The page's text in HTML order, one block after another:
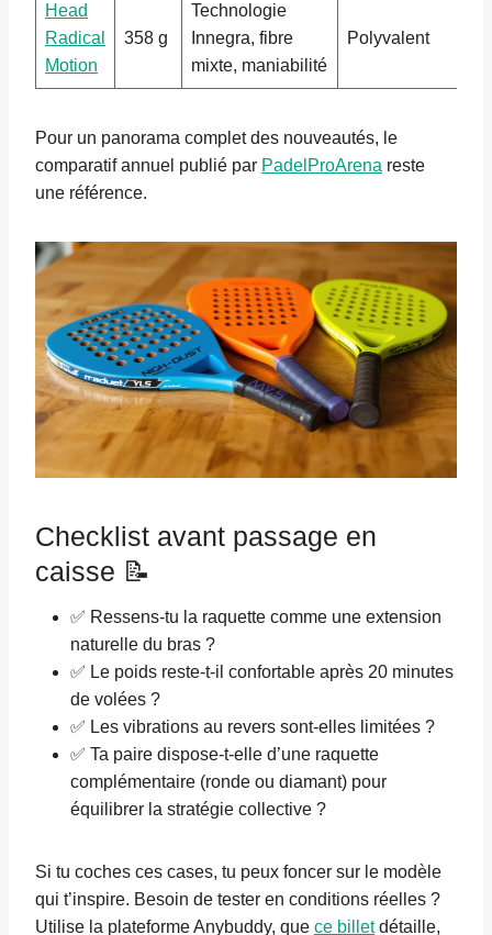
Head
Radical
Motion
358 g
Technologie
Innegra, fibre
mixte, maniabilité
Polyvalent
Pour un panorama complet des nouveautés, le
comparatif annuel publié par PadelProArena reste
une référence.
Checklist avant passage en
caisse 📝
✅ Ressens-tu la raquette comme une extension
naturelle du bras ?
✅ Le poids reste-t-il confortable après 20 minutes
de volées ?
✅ Les vibrations au revers sont-elles limitées ?
✅ Ta paire dispose-t-elle d’une raquette
complémentaire (ronde ou diamant) pour
équilibrer la stratégie collective ?
Si tu coches ces cases, tu peux foncer sur le modèle
qui t’inspire. Besoin de tester en conditions réelles ?
Utilise la plateforme Anybuddy, que ce billetdétaille,